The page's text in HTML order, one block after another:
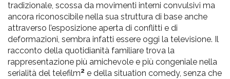
tradizionale, scossa da movimenti interni convulsivi ma
ancora riconoscibile nella sua struttura di base anche
attraverso l’esposizione aperta di conflitti e di
deformazioni, sembra infatti essere oggi la televisione. Il
racconto della quotidianità familiare trova la
rappresentazione più amichevole e più congeniale nella
serialità del telefilm2 e della situation comedy, senza che